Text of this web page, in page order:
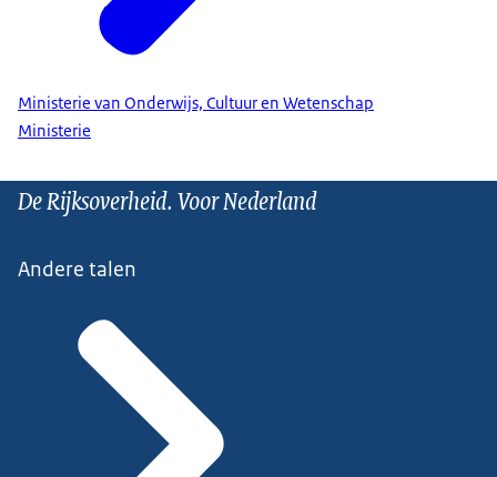
Ministerie van Onderwijs, Cultuur en Wetenschap
Ministerie
De Rijksoverheid. Voor Nederland
Andere talen